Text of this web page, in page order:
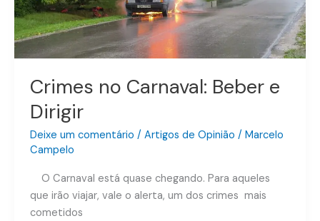
Crimes no Carnaval: Beber e
Dirigir
Deixe um comentário / Artigos de Opinião / Marcelo
Campelo
O Carnaval está quase chegando. Para aqueles
que irão viajar, vale o alerta, um dos crimes mais
cometidos